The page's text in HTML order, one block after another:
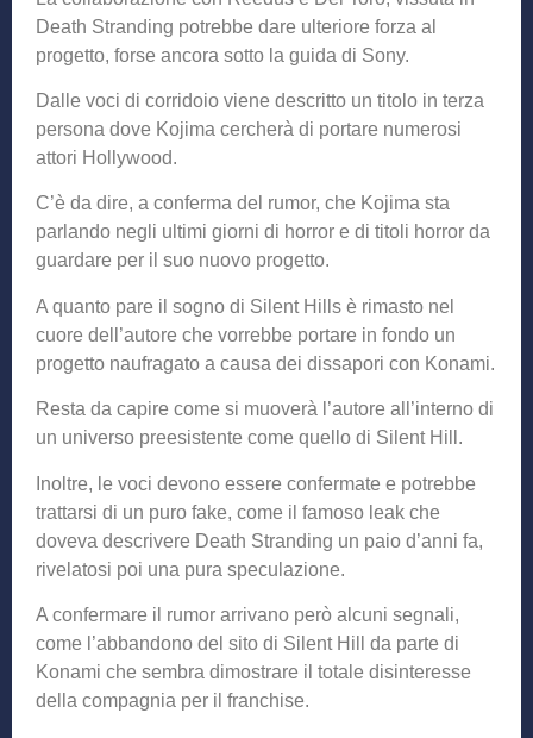
Death Stranding potrebbe dare ulteriore forza al
progetto, forse ancora sotto la guida di Sony.
Dalle voci di corridoio viene descritto un titolo in terza
persona dove Kojima cercherà di portare numerosi
attori Hollywood.
C’è da dire, a conferma del rumor, che Kojima sta
parlando negli ultimi giorni di horror e di titoli horror da
guardare per il suo nuovo progetto.
A quanto pare il sogno di Silent Hills è rimasto nel
cuore dell’autore che vorrebbe portare in fondo un
progetto naufragato a causa dei dissapori con Konami.
Resta da capire come si muoverà l’autore all’interno di
un universo preesistente come quello di Silent Hill.
Inoltre, le voci devono essere confermate e potrebbe
trattarsi di un puro fake, come il famoso leak che
doveva descrivere Death Stranding un paio d’anni fa,
rivelatosi poi una pura speculazione.
A confermare il rumor arrivano però alcuni segnali,
come l’abbandono del sito di Silent Hill da parte di
Konami che sembra dimostrare il totale disinteresse
della compagnia per il franchise.